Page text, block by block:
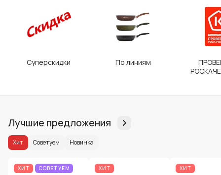
Суперскидки По линиям
Лучшие предложения
Хит Советуем Новинка
ХИТ СОВЕТУЕМ ХИТ ХИТ